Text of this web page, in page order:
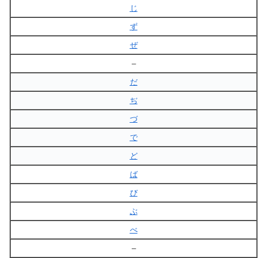
じ
ず
ぜ
–
だ
ぢ
づ
で
ど
ば
び
ぶ
べ
–